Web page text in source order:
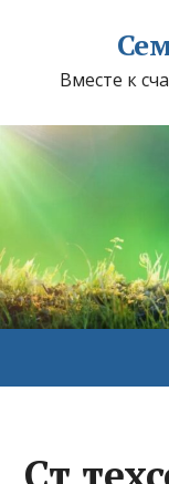
Вместе к